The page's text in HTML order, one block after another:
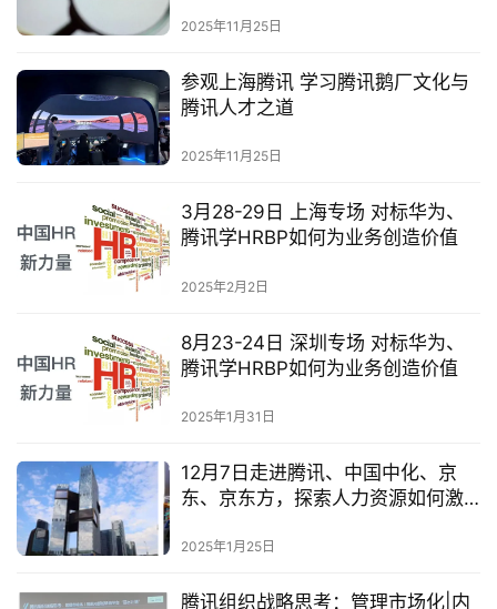
2025年11月25日
参观上海腾讯 学习腾讯鹅厂文化与
腾讯人才之道
2025年11月25日
3月28-29日 上海专场 对标华为、
腾讯学HRBP如何为业务创造价值
2025年2月2日
8月23-24日 深圳专场 对标华为、
腾讯学HRBP如何为业务创造价值
2025年1月31日
12月7日走进腾讯、中国中化、京
东、京东方，探索人力资源如何激
2025年1月25日
腾讯组织战略思考：管理市场化|内